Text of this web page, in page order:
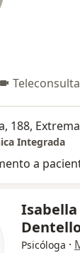
Teleconsulta
188, Extrema
Integrada
Psicóloga ·